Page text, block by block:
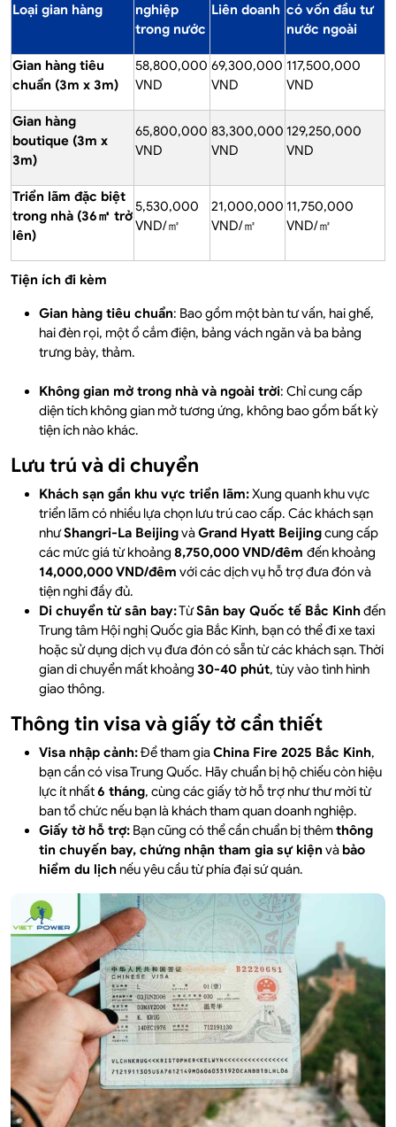
Loại gian hàng
nghiệp
trong nước
Liên doanh có vốn đầu tư
nước ngoài
Gian hàng tiêu
chuẩn (3m x 3m)
58,800,000
VND
69,300,000
VND
117,500,000
VND
Gian hàng
boutique (3m x
3m)
65,800,000
VND
83,300,000
VND
129,250,000
VND
Triển lãm đặc biệt
trong nhà (36㎡ trở
lên)
5,530,000
VND/㎡
21,000,000
VND/㎡
11,750,000
VND/㎡
Tiện ích đi kèm
Gian hàng tiêu chuẩn: Bao gồm một bàn tư vấn, hai ghế,
hai đèn rọi, một ổ cắm điện, bảng vách ngăn và ba bảng
trưng bày, thảm.
Không gian mở trong nhà và ngoài trời: Chỉ cung cấp
diện tích không gian mở tương ứng, không bao gồm bất kỳ
tiện ích nào khác.
Lưu trú và di chuyển
Khách sạn gần khu vực triển lãm:Xung quanh khu vực
triển lãm có nhiều lựa chọn lưu trú cao cấp. Các khách sạn
nhưShangri-La BeijingvàGrand Hyatt Beijingcung cấp
các mức giá từ khoảng 8,750,000 VND/đêm đến khoảng
14,000,000 VND/đêm với các dịch vụ hỗ trợ đưa đón và
tiện nghi đầy đủ.
Di chuyển từ sân bay:TừSân bay Quốc tế Bắc Kinhđến
Trung tâm Hội nghị Quốc gia Bắc Kinh, bạn có thể đi xe taxi
hoặc sử dụng dịch vụ đưa đón có sẵn từ các khách sạn. Thời
gian di chuyển mất khoảng 30-40 phút, tùy vào tình hình
giao thông.
Thông tin visa và giấy tờ cần thiết
Visa nhập cảnh:Để tham giaChina Fire 2025 Bắc Kinh,
bạn cần có visa Trung Quốc. Hãy chuẩn bị hộ chiếu còn hiệu
lực ít nhất6 tháng, cùng các giấy tờ hỗ trợ như thư mời từ
ban tổ chức nếu bạn là khách tham quan doanh nghiệp.
Giấy tờ hỗ trợ: Bạn cũng có thể cần chuẩn bị thêmthông
tin chuyến bay, chứng nhận tham gia sự kiện và bảo
hiểm du lịch nếu yêu cầu từ phía đại sứ quán.